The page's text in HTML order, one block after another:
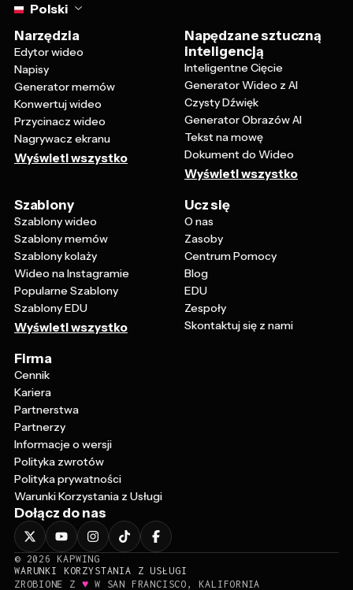
Polski
Narzędzia
Edytor wideo
Napisy
Generator memów
Konwertuj wideo
Przycinacz wideo
Nagrywacz ekranu
Wyświetl wszystko
Napędzane sztuczną
inteligencją
Inteligentne Cięcie
Generator Wideo z AI
Czysty Dźwięk
Generator Obrazów AI
Tekst na mowę
Dokument do Wideo
Wyświetl wszystko
Szablony
Szablony wideo
Szablony memów
Szablony kolaży
Wideo na Instagramie
Popularne Szablony
Szablony EDU
Wyświetl wszystko
Ucz się
O nas
Zasoby
Centrum Pomocy
Blog
EDU
Zespoły
Skontaktuj się z nami
Firma
Cennik
Kariera
Partnerstwa
Partnerzy
Informacje o wersji
Polityka zwrotów
Polityka prywatności
Warunki Korzystania z Usługi
Dołącz do nas
© 2026
KAPWING
WARUNKI KORZYSTANIA Z USŁUGI
ZROBIONE Z ♥ W SAN FRANCISCO, KALIFORNIA